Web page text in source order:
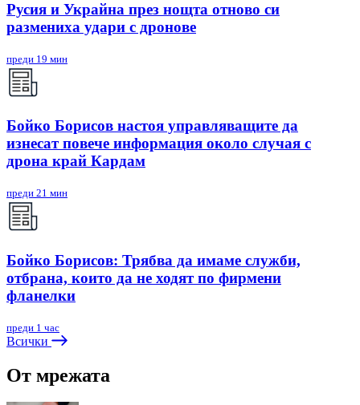
Русия и Украйна през нощта отново си
размениха удари с дронове
преди 19 мин
Бойко Борисов настоя управляващите да
изнесат повече информация около случая с
дрона край Кардам
преди 21 мин
Бойко Борисов: Трябва да имаме служби,
отбрана, които да не ходят по фирмени
фланелки
преди 1 час
Всички
От мрежата